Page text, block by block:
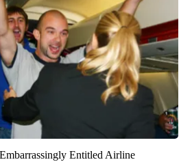
Entitled Airline